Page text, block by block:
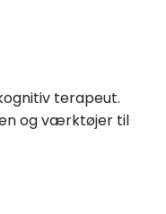
terapeut.
og værktøjer til